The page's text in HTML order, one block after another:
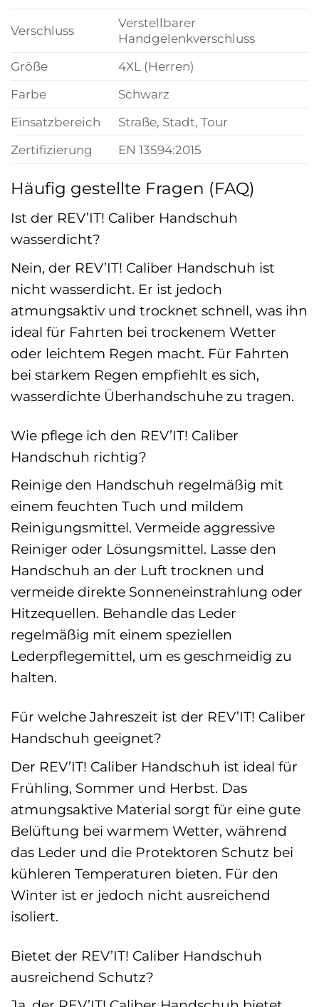
Verschluss
Verstellbarer
Handgelenkverschluss
Größe
4XL (Herren)
Farbe
Schwarz
Einsatzbereich
Straße, Stadt, Tour
Zertifizierung
EN 13594:2015
Häufig gestellte Fragen (FAQ)
Ist der REV’IT! Caliber Handschuh
wasserdicht?
Nein, der REV’IT! Caliber Handschuh ist
nicht wasserdicht. Er ist jedoch
atmungsaktiv und trocknet schnell, was ihn
ideal für Fahrten bei trockenem Wetter
oder leichtem Regen macht. Für Fahrten
bei starkem Regen empfiehlt es sich,
wasserdichte Überhandschuhe zu tragen.
Wie pflege ich den REV’IT! Caliber
Handschuh richtig?
Reinige den Handschuh regelmäßig mit
einem feuchten Tuch und mildem
Reinigungsmittel. Vermeide aggressive
Reiniger oder Lösungsmittel. Lasse den
Handschuh an der Luft trocknen und
vermeide direkte Sonneneinstrahlung oder
Hitzequellen. Behandle das Leder
regelmäßig mit einem speziellen
Lederpflegemittel, um es geschmeidig zu
halten.
Für welche Jahreszeit ist der REV’IT! Caliber
Handschuh geeignet?
Der REV’IT! Caliber Handschuh ist ideal für
Frühling, Sommer und Herbst. Das
atmungsaktive Material sorgt für eine gute
Belüftung bei warmem Wetter, während
das Leder und die Protektoren Schutz bei
kühleren Temperaturen bieten. Für den
Winter ist er jedoch nicht ausreichend
isoliert.
Bietet der REV’IT! Caliber Handschuh
ausreichend Schutz?